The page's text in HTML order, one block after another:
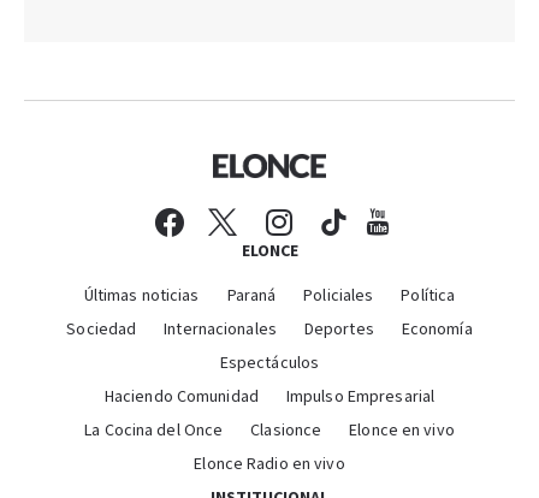
ELONCE
Últimas noticias Paraná Policiales
Política
Sociedad
Internacionales Deportes
Economía
Espectáculos
Haciendo Comunidad
Impulso Empresarial
La Cocina del Once
Clasionce
Elonce en vivo
Elonce Radio en vivo